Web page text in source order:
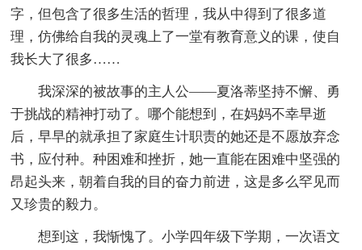
字，但包含了很多生活的哲理，我从中得到了很多道
理，仿佛给自我的灵魂上了一堂有教育意义的课，使自
我长大了很多……
我深深的被故事的主人公——夏洛蒂坚持不懈、勇
于挑战的精神打动了。哪个能想到，在妈妈不幸早逝
后，早早的就承担了家庭生计职责的她还是不愿放弃念
书，应付种。种困难和挫折，她一直能在困难中坚强的
昂起头来，朝着自我的目的奋力前进，这是多么罕见而
又珍贵的毅力。
想到这，我惭愧了。小学四年级下学期，一次语文